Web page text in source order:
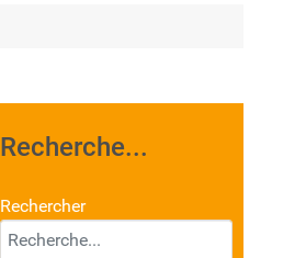
Recherche...
Rechercher